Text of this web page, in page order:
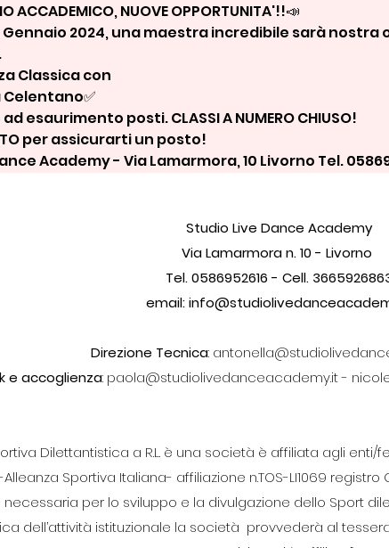
ACCADEMICO, NUOVE OPPORTUNITA'!!📣
Gennaio 2024, una maestra incredibile sarà nostra
Classica con
esaurimento posti. CLASSI A NUMERO CHIUSO!
per assicurarti un posto!
Academy - Via Lamarmora, 10 Livorno Tel.
Studio Live Dance Academy
Via Lamarmora n. 10 - Livorno
Tel. 0586952616 - Cell.
email:
Direzione Tecnica:
e accoglienza: paola@studiolivedanceacademy.it-
Dilettantistica a R.L. è una società è affiliata agli
Alleanza Sportiva Italiana- affiliazione n.TOS-LI1069
necessaria per lo sviluppo e la divulgazione dello Sport
dell’attività istituzionale la società provvederà al